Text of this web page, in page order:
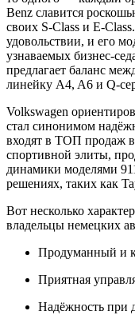
Benz славится
своих S-Class и E-
удовольствии, и его
узнаваемых бизнес-
предлагает баланс
линейку A4, A6 и Q-
Volkswagen
стал синонимом
входят в ТОП продаж в
спортивной элиты,
динамики моделями
решениях, таких как
Вот несколько
владельцы немецких
Продуманный и
Приятная
Надёжность при